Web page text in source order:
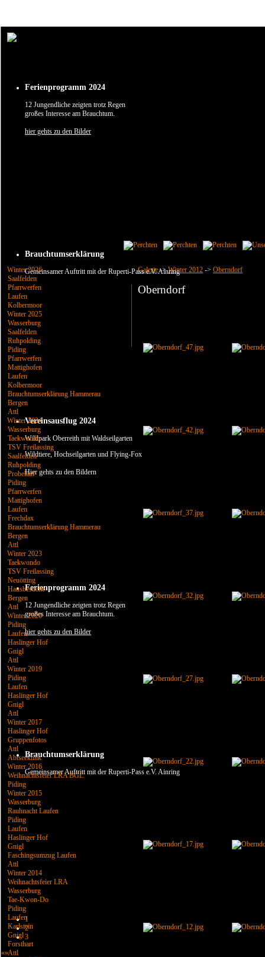
Ferienprogramm 2024
12 Jungendliche zeigten trotz Regen
großes Interesse am Brauchtum.
hier gehts zu den Bilder
Brauchtumserklärung
Gemeinsamer Auftritt mit der Ruperti-Pass e.V. Ainring
Vereinsausflug 2024
Wildpark Oberreith mit Waldseilgarten
Wildtiere, Hochseilgarten und Flying-Fox
Hier gehts zu den Bildern
Ferienprogramm 2024
12 Jungendliche zeigten trotz Regen
großes Interesse am Brauchtum.
hier gehts zu den Bilder
Brauchtumserklärung
Gemeinsamer Auftritt mit der Ruperti-Pass e.V. Ainring
1
2
3
«»
Winter 2026
Saalfelden
Pfarrwerfen
Laufen
Kolbermoor
Winter 2025
Wasserburg
Saalfelden
Ruhpolding
Piding
Pfarrwerfen
Mattighofen
Laufen
Kolbermoor
Brauchtumserklärung Hammerau
Bergen
Attl
Winter 2024
Wasserburg
Taekwondo
TSV Freilassing
Saalfelden
Ruhpolding
Probelauf
Piding
Pfarrwerfen
Mattighofen
Laufen
Frechdax
Brauchtumserklärung Hammerau
Bergen
Attl
Winter 2023
Taekwondo
TSV Freilassing
Neuötting
Hausbesuche
Bergen
Attl
Winter 2020
Piding
Laufen
Haslinger Hof
Gnigl
Attl
Winter 2019
Piding
Laufen
Haslinger Hof
Gnigl
Attl
Winter 2017
Haslinger Hof
Gruppenfotos
Attl
Abtseeklink
Winter 2016
Weihnachtsfeier LRA BGL
Piding
Winter 2015
Wasserburg
Rauhnacht Laufen
Piding
Laufen
Haslinger Hof
Gnigl
Faschingsumzug Laufen
Attl
Winter 2014
Weihnachtsfeier LRA
Wasserburg
Tae-Kwon-Do
Piding
Laufen
Karlstein
Gnigl
Forsthart
Attl
Galerie->Winter 2012 -> Oberndorf
Oberndorf